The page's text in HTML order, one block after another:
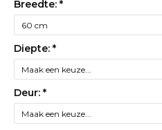
Breedte: *
Diepte: *
Deur: *